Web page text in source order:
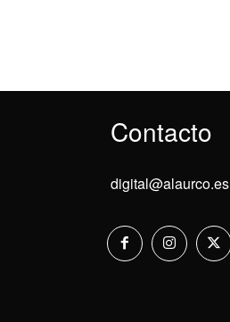
Contacto
digital@alaurco.es